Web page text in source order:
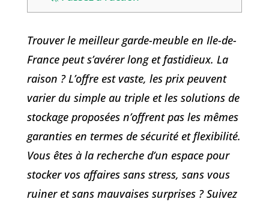
Trouver le meilleur garde-meuble en Ile-de-
France peut s’avérer long et fastidieux. La
raison ? L’offre est vaste, les prix peuvent
varier du simple au triple et les solutions de
stockage proposées n’offrent pas les mêmes
garanties en termes de sécurité et flexibilité.
Vous êtes à la recherche d’un espace pour
stocker vos affaires sans stress, sans vous
ruiner et sans mauvaises surprises ? Suivez